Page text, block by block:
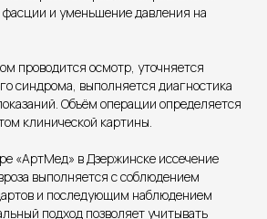
и уменьшение давления на
проводится осмотр, уточняется
синдрома, выполняется диагностика
Объём операции определяется
клинической картины.
«АртМед» в Дзержинске иссечение
выполняется с соблюдением
и последующим наблюдением
подход позволяет учитывать
На ремонте
Новый